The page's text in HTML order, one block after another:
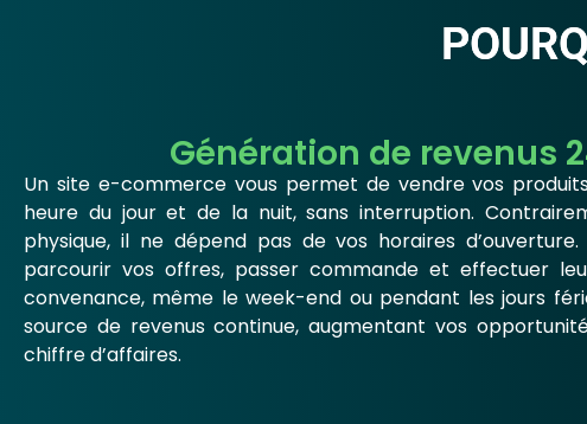
Génération de revenus
Un site e-commerce vous permet de vendre vos
heure du jour et de la nuit, sans interruption.
physique, il ne dépend pas de vos horaires
parcourir vos offres, passer commande et effectuer
convenance, même le week-end ou pendant les jours
source de revenus continue, augmentant vos
chiffre d’affaires.